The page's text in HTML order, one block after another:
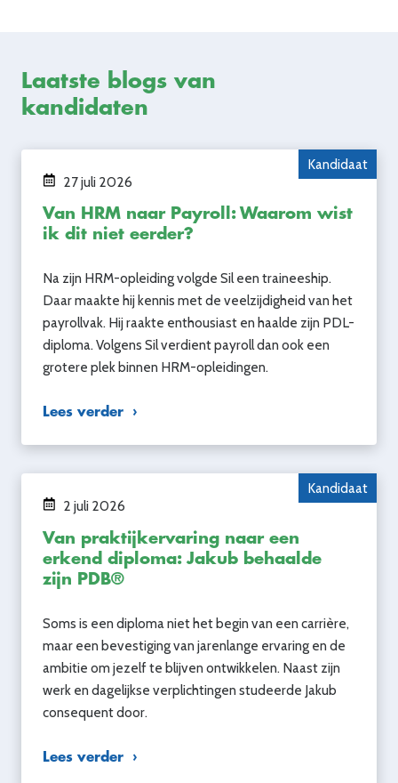
Laatste blogs van
kandidaten
Kandidaat
27 juli 2026
Van HRM naar Payroll: Waarom wist
ik dit niet eerder?
Na zijn HRM-opleiding volgde Sil een traineeship.
Daar maakte hij kennis met de veelzijdigheid van het
payrollvak. Hij raakte enthousiast en haalde zijn PDL-
diploma. Volgens Sil verdient payroll dan ook een
grotere plek binnen HRM-opleidingen.
Lees verder
Kandidaat
2 juli 2026
Van praktijkervaring naar een
erkend diploma: Jakub behaalde
zijn PDB®
Soms is een diploma niet het begin van een carrière,
maar een bevestiging van jarenlange ervaring en de
ambitie om jezelf te blijven ontwikkelen. Naast zijn
werk en dagelijkse verplichtingen studeerde Jakub
consequent door.
Lees verder